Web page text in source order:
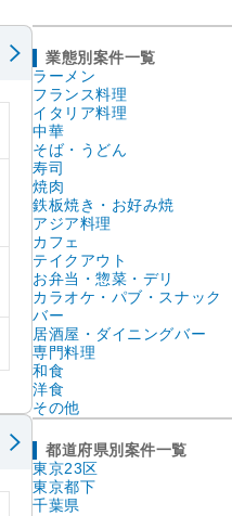
業態別案件一覧
ラーメン
フランス料理
イタリア料理
中華
そば・うどん
寿司
焼肉
鉄板焼き・お好み焼
アジア料理
カフェ
テイクアウト
お弁当・惣菜・デリ
カラオケ・パブ・スナック
バー
居酒屋・ダイニングバー
専門料理
和食
洋食
その他
都道府県別案件一覧
東京23区
東京都下
千葉県